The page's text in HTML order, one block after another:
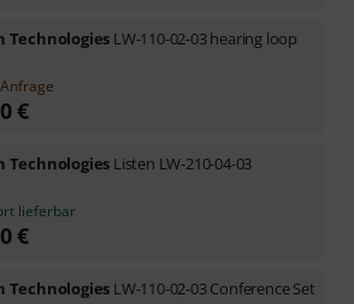
Technologies LW-110-02-03 hearing loop
€
Technologies Listen LW-210-04-03
lieferbar
€
Technologies LW-110-02-03 Conference Set